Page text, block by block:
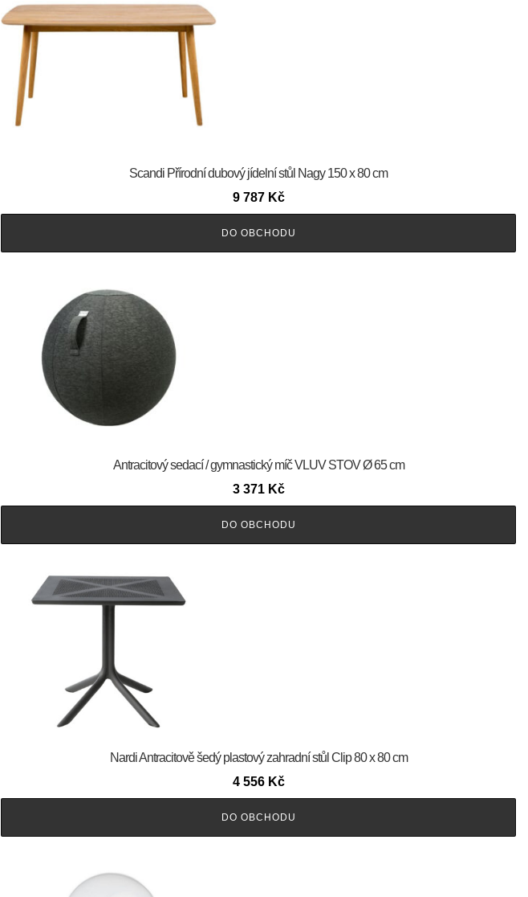
Scandi Přírodní dubový jídelní stůl Nagy 150 x 80 cm
9 787 Kč
DO OBCHODU
Antracitový sedací / gymnastický míč VLUV STOV Ø 65 cm
3 371 Kč
DO OBCHODU
Nardi Antracitově šedý plastový zahradní stůl Clip 80 x 80 cm
4 556 Kč
DO OBCHODU